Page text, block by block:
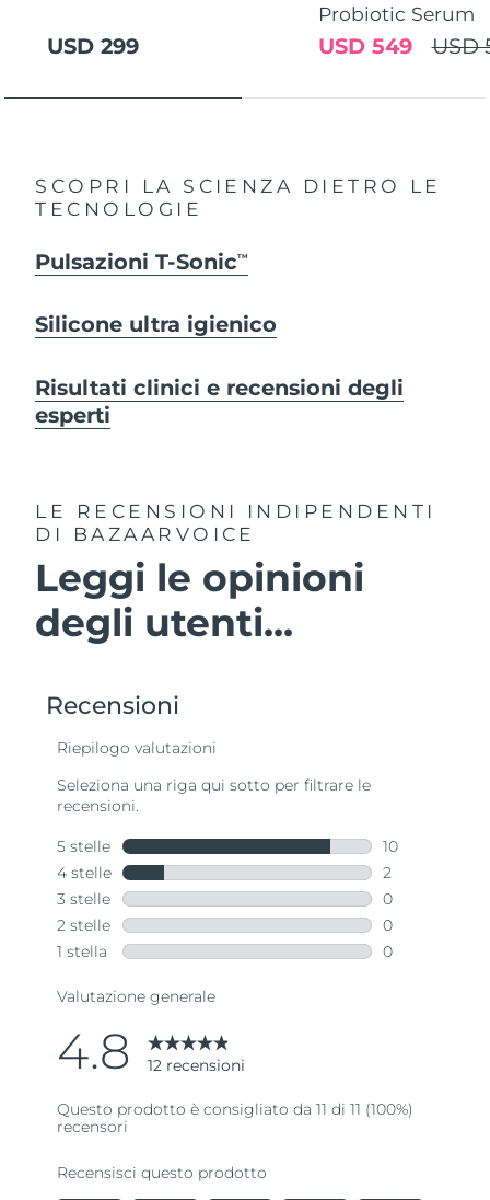
USD 299
Probiotic Serum
USD
USD 549
SCOPRI LA SCIENZA DIETRO LE
TECNOLOGIE
Pulsazioni T-SonicTM
Silicone ultra igienico
Risultati clinici e recensioni degli
esperti
LE RECENSIONI INDIPENDENTI
DI BAZAARVOICE
Leggi le opinioni
degli utenti...